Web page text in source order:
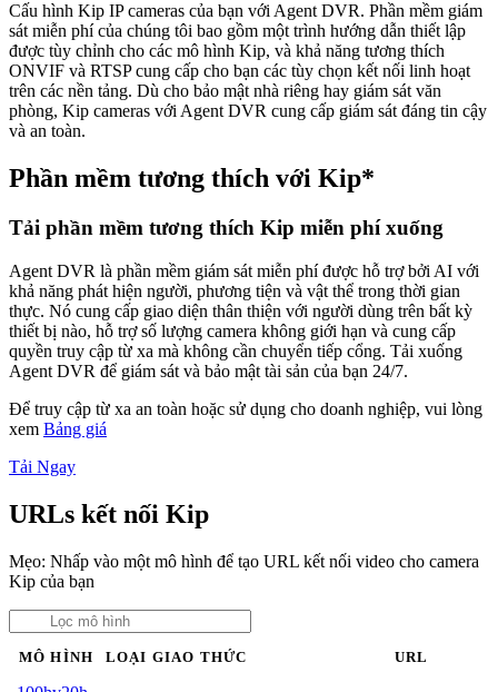
Cấu hình Kip IP cameras của bạn với Agent DVR. Phần mềm giám
sát miễn phí của chúng tôi bao gồm một trình hướng dẫn thiết lập
được tùy chỉnh cho các mô hình Kip, và khả năng tương thích
ONVIF và RTSP cung cấp cho bạn các tùy chọn kết nối linh hoạt
trên các nền tảng. Dù cho bảo mật nhà riêng hay giám sát văn
phòng, Kip cameras với Agent DVR cung cấp giám sát đáng tin cậy
và an toàn.
Phần mềm tương thích với Kip*
Tải phần mềm tương thích Kip miễn phí xuống
Agent DVR là phần mềm giám sát miễn phí được hỗ trợ bởi AI với
khả năng phát hiện người, phương tiện và vật thể trong thời gian
thực. Nó cung cấp giao diện thân thiện với người dùng trên bất kỳ
thiết bị nào, hỗ trợ số lượng camera không giới hạn và cung cấp
quyền truy cập từ xa mà không cần chuyển tiếp cổng. Tải xuống
Agent DVR để giám sát và bảo mật tài sản của bạn 24/7.
Để truy cập từ xa an toàn hoặc sử dụng cho doanh nghiệp, vui lòng
xem Bảng giá
Tải Ngay
URLs kết nối Kip
Mẹo: Nhấp vào một mô hình để tạo URL kết nối video cho camera
Kip của bạn
MÔ HÌNH LOẠI GIAO THỨC URL